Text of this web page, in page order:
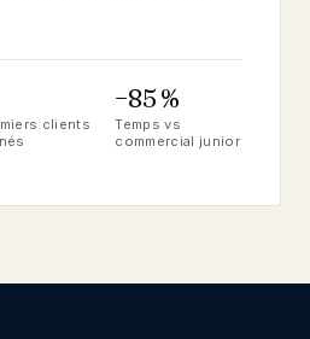
clients
−85 %
Temps vs
commercial junior